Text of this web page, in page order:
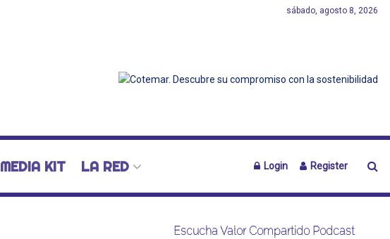
sábado, agosto 8, 2026
MEDIA KIT LA RED Login Register
Escucha Valor Compartido Podcast